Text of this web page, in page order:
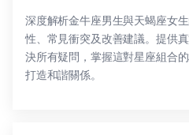
深度解析金牛座男生與天蝎座女
性、常見衝突及改善建議。提供
決所有疑問，掌握這對星座組合
打造和諧關係。